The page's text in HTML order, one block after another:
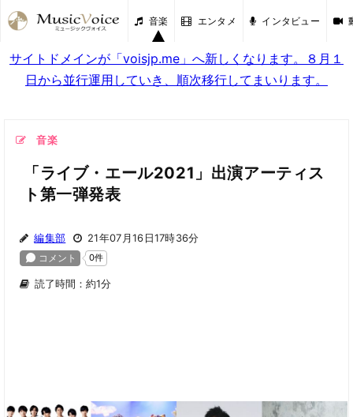
音楽 エンタメ インタビュー
サイトドメインが「voisjp.me」へ新しくなります。８月１
日から並行運用していき、順次移行してまいります。
音楽
「ライブ・エール2021」出演アーティス
ト第一弾発表
編集部 21年07月16日17時36分
読了時間：約1分